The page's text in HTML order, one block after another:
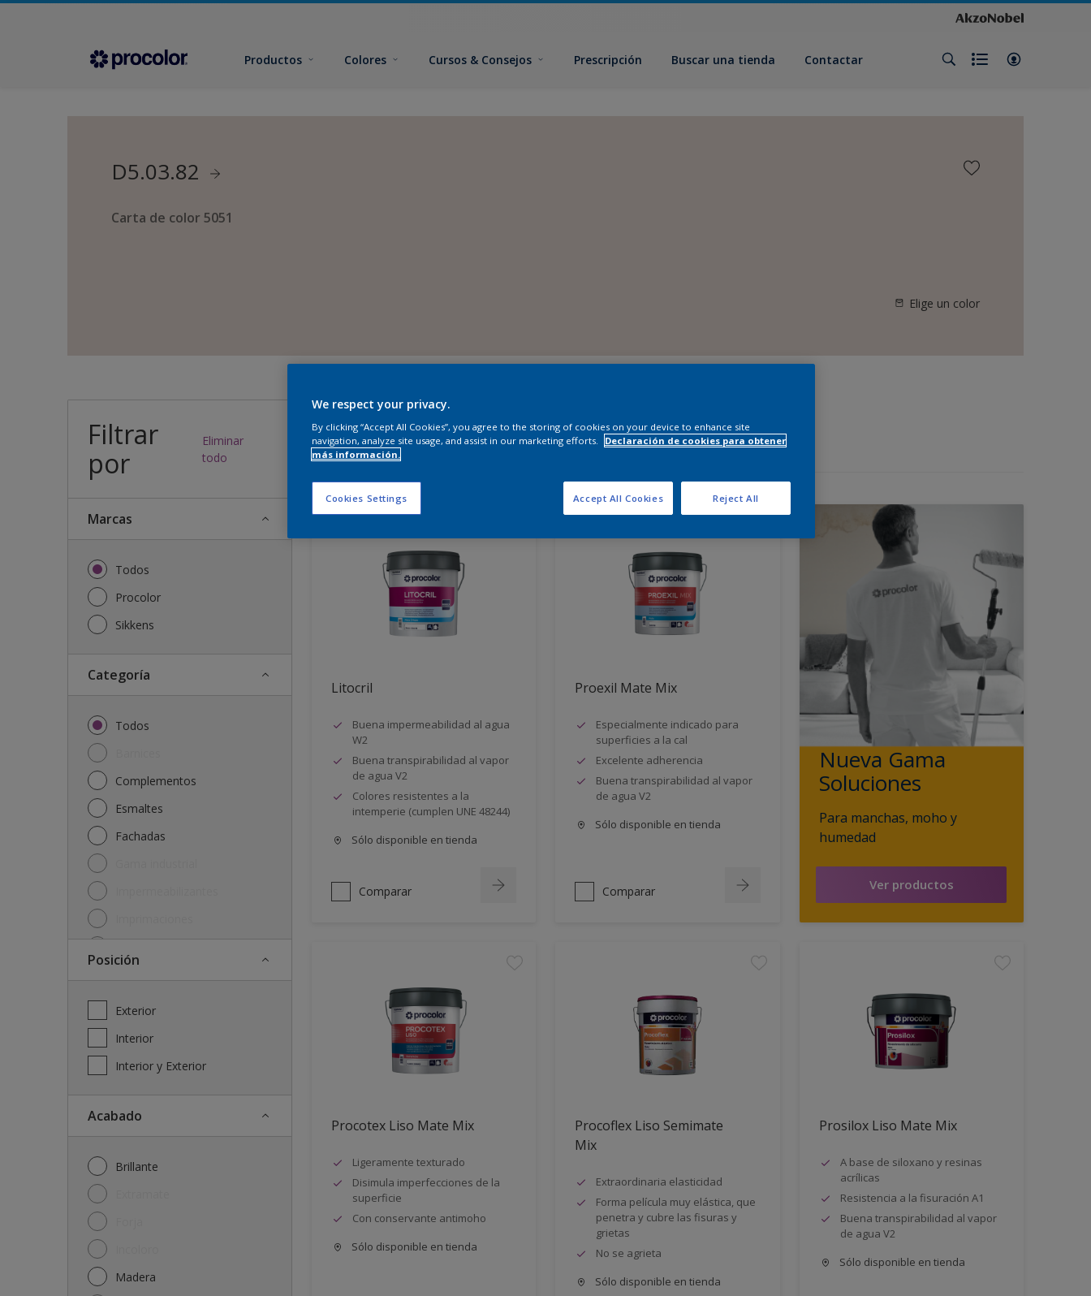
Productos Colores Cursos & Consejos Prescripción Buscar una tienda Contactar
D5.03.82
Carta de color 5051
Elige un color
Filtrar
por
Eliminar
todo
Marcas
Todos
Procolor
Sikkens
Categoría
Todos
Complementos
Esmaltes
Fachadas
posición
Exterior
Interior
Interior y Exterior
Acabado
Brillante
Madera
¿Qué productos necesitas?
29resultados para ti
Litocril
Buena impermeabilidad al agua
W2
Buena transpirabilidad al vapor
de agua V2
Colores resistentes a la
intemperie (cumplen UNE 48244)
Sólo disponible en tienda
Comparar
Proexil Mate Mix
Especialmente indicado para
superficies a la cal
Excelente adherencia
Buena transpirabilidad al vapor
de agua V2
Sólo disponible en tienda
Comparar
Nueva Gama
Soluciones
Para manchas, moho y
humedad
Ver productos
Procotex Liso Mate Mix
Ligeramente texturado
Disimula imperfecciones de la
superficie
Con conservante antimoho
Sólo disponible en tienda
Procoflex Liso Semimate
Mix
Extraordinaria elasticidad
Forma película muy elástica, que
penetra y cubre las fisuras y
grietas
No se agrieta
Sólo disponible en tienda
Prosilox Liso Mate Mix
A base de siloxano y resinas
acrílicas
Resistencia a la fisuración A1
Buena transpirabilidad al vapor
de agua V2
Sólo disponible en tienda
We respect your privacy.
By clicking “Accept All Cookies”, you agree to the storing of cookies on your device to enhance site
navigation, analyze site usage, and assist in our marketing efforts.
Declaración de cookies para obtener
más información.
Cookies Settings Reject All
Accept All Cookies